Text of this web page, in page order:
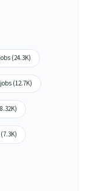
(24.3K)
(12.7K)